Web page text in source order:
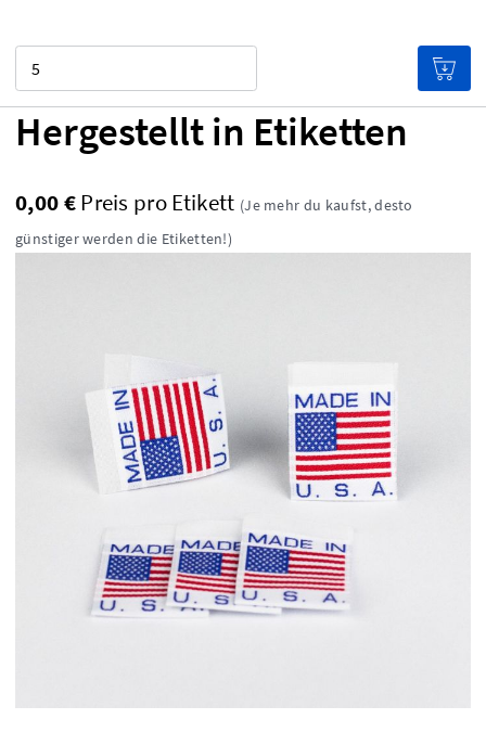
Hergestellt in Etiketten
0,00 €Preis pro Etikett (Je mehr du kaufst, desto
günstiger werden die Etiketten!)